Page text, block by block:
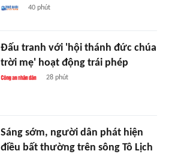
40 phút
Đấu tranh với 'hội thánh đức chúa
trời mẹ' hoạt động trái phép
28 phút
Sáng sớm, người dân phát hiện
điều bất thường trên sông Tô Lịch